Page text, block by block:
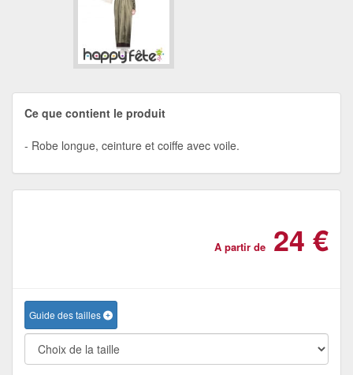
Ce que contient le produit
Robe longue, ceinture et coiffe avec voile.
A partir de 24 €
Guide des tailles